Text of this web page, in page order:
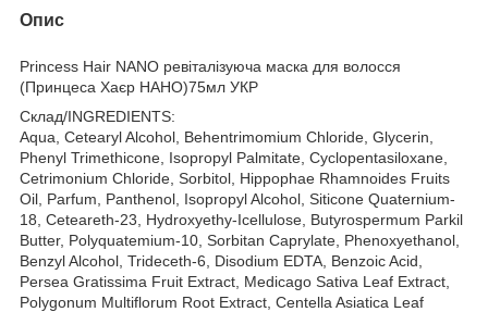
Опис
Princess Hair NANO ревіталізуюча маска для волосся
(Принцеса Хаєр НАНО)75мл УКР
Склад/INGREDIENTS:
Aqua, Cetearyl Alcohol, Behentrimomium Chloride, Glycerin,
Phenyl Trimethicone, Isopropyl Palmitate, Cyclopentasiloxane,
Cetrimonium Chloride, Sorbitol, Hippophae Rhamnoides Fruits
Oil, Parfum, Panthenol, Isopropyl Alcohol, Siticone Quaternium-
18, Ceteareth-23, Hydroxyethy-Icellulose, Butyrospermum Parkil
Butter, Polyquatemium-10, Sorbitan Caprylate, Phenoxyethanol,
Benzyl Alcohol, Trideceth-6, Disodium EDTA, Benzoic Acid,
Persea Gratissima Fruit Extract, Medicago Sativa Leaf Extract,
Polygonum Multiflorum Root Extract, Centella Asiatica Leaf